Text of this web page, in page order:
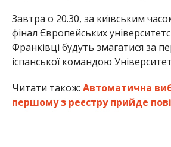
Завтра о 20.30, за київським
фінал Європейських
Франківці будуть змагатися за
іспанської командою
Читати також: Автоматична
першому з реєстру прийде